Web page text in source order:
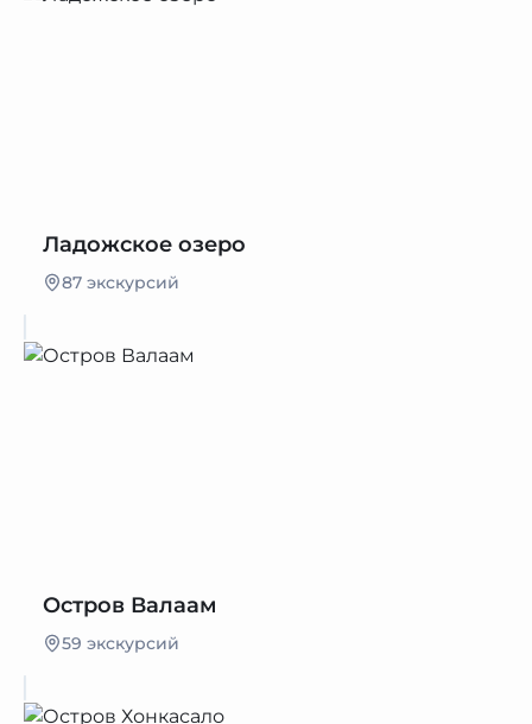
Ладожское озеро
87 экскурсий
Остров Валаам
59 экскурсий